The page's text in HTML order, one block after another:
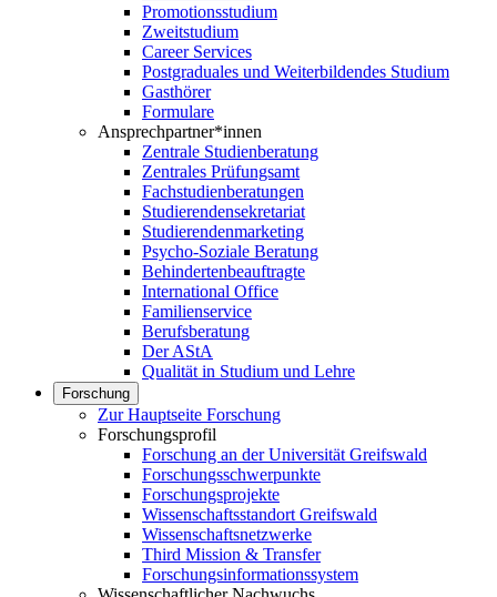
Promotionsstudium
Zweitstudium
Career Services
Postgraduales und Weiterbildendes Studium
Gasthörer
Formulare
Ansprechpartner*innen
Zentrale Studienberatung
Zentrales Prüfungsamt
Fachstudienberatungen
Studierendensekretariat
Studierendenmarketing
Psycho-Soziale Beratung
Behindertenbeauftragte
International Office
Familienservice
Berufsberatung
Der AStA
Qualität in Studium und Lehre
Forschung
Zur Hauptseite Forschung
Forschungsprofil
Forschung an der Universität Greifswald
Forschungsschwerpunkte
Forschungsprojekte
Wissenschaftsstandort Greifswald
Wissenschaftsnetzwerke
Third Mission & Transfer
Forschungsinformationssystem